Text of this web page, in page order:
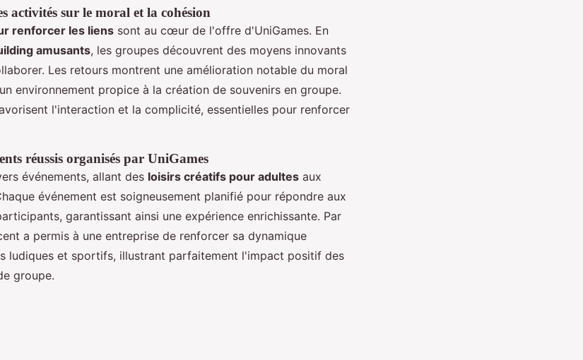
activités sur le moral et la cohésion
renforcer les liens sont au cœur de l'offre d'UniGames. En
amusants, les groupes découvrent des moyens innovants
Les retours montrent une amélioration notable du moral
environnement propice à la création de souvenirs en groupe.
l'interaction et la complicité, essentielles pour renforcer
réussis organisés par UniGames
événements, allant des loisirs créatifs pour adultes aux
événement est soigneusement planifié pour répondre aux
garantissant ainsi une expérience enrichissante. Par
a permis à une entreprise de renforcer sa dynamique
ludiques et sportifs, illustrant parfaitement l'impact positif des
groupe.